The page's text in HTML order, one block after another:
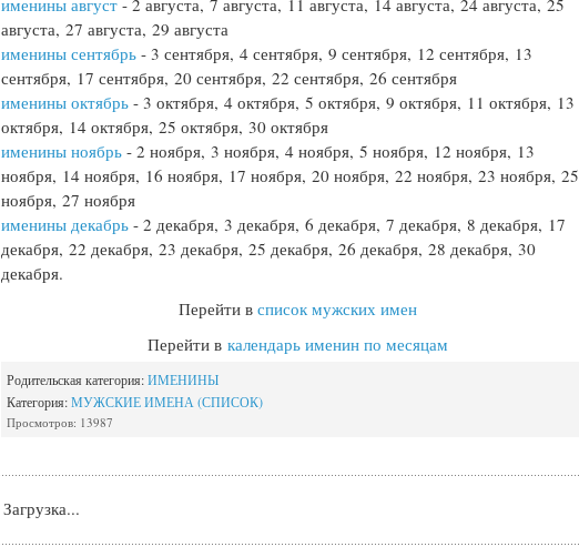
именины август - 2 августа, 7 августа, 11 августа, 14 августа, 24 августа, 25
августа, 27 августа, 29 августа
именины сентябрь - 3 сентября, 4 сентября, 9 сентября, 12 сентября, 13
сентября, 17 сентября, 20 сентября, 22 сентября, 26 сентября
именины октябрь - 3 октября, 4 октября, 5 октября, 9 октября, 11 октября, 13
октября, 14 октября, 25 октября, 30 октября
именины ноябрь - 2 ноября, 3 ноября, 4 ноября, 5 ноября, 12 ноября, 13
ноября, 14 ноября, 16 ноября, 17 ноября, 20 ноября, 22 ноября, 23 ноября, 25
ноября, 27 ноября
именины декабрь - 2 декабря, 3 декабря, 6 декабря, 7 декабря, 8 декабря, 17
декабря, 22 декабря, 23 декабря, 25 декабря, 26 декабря, 28 декабря, 30
декабря.
Перейти в список мужских имен
Перейти в календарь именин по месяцам
Родительская категория:ИМЕНИНЫ
Категория:МУЖСКИЕ ИМЕНА (СПИСОК)
Просмотров: 13987
Загрузка...